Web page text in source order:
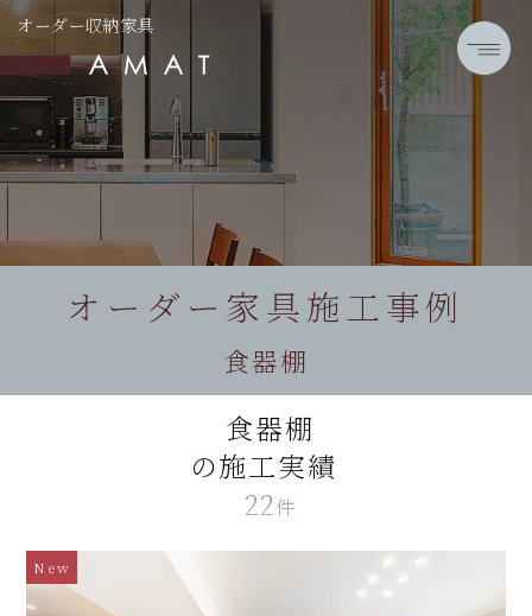
オーダー収納家具
オーダー家具施工事例
食器棚
食器棚
の施工実績
22件
New